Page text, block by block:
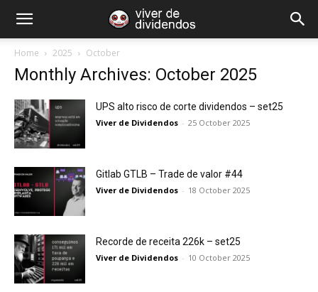
Home 2025 October
Monthly Archives: October 2025
UPS alto risco de corte dividendos – set25
Viver de Dividendos - 25 October 2025
Gitlab GTLB – Trade de valor #44
Viver de Dividendos - 18 October 2025
Recorde de receita 226k – set25
Viver de Dividendos - 10 October 2025